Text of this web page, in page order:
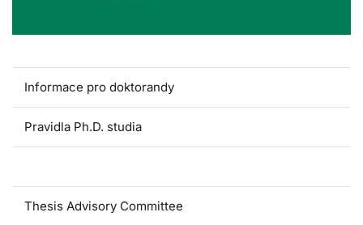
Informace pro doktorandy
Pravidla Ph.D. studia
Thesis Advisory Committee